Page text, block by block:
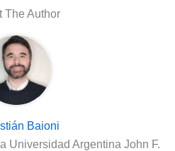
The Author
Baioni
Universidad Argentina John F.